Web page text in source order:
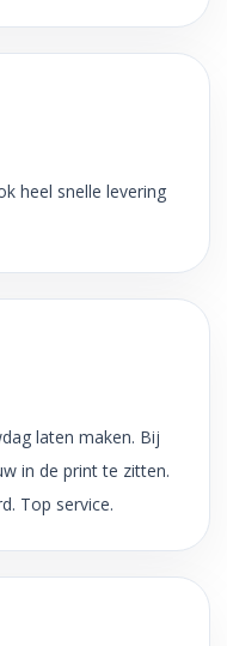
heel snelle levering
laten maken. Bij
in de print te zitten.
Top service.